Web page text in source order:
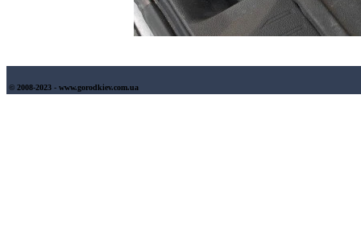
© 2008-2023 - www.gorodkiev.com.ua